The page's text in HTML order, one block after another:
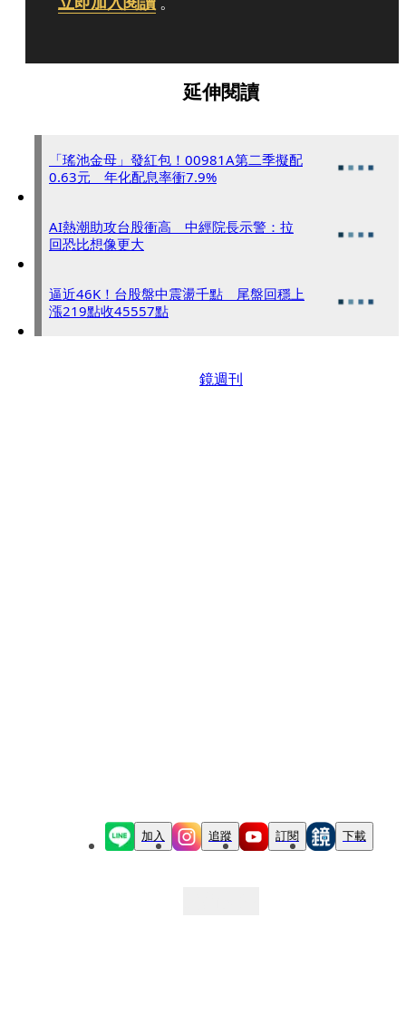
延伸閱讀
「瑤池金母」發紅包！00981A第二季擬配
0.63元 年化配息率衝7.9%
AI熱潮助攻台股衝高 中經院長示警：拉
回恐比想像更大
逼近46K！台股盤中震盪千點 尾盤回穩上
漲219點收45557點
鏡週刊
加入 追蹤 訂閱 下載